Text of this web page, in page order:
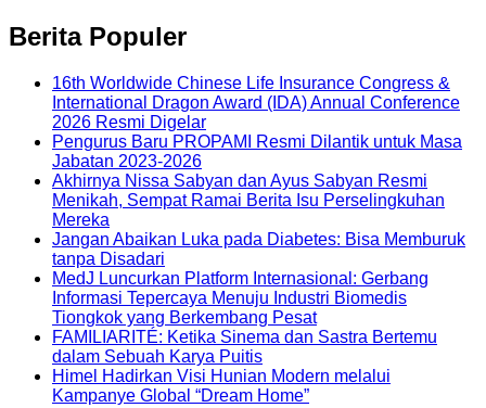
Berita Populer
16th Worldwide Chinese Life Insurance Congress &
International Dragon Award (IDA) Annual Conference
2026 Resmi Digelar
Pengurus Baru PROPAMI Resmi Dilantik untuk Masa
Jabatan 2023-2026
Akhirnya Nissa Sabyan dan Ayus Sabyan Resmi
Menikah, Sempat Ramai Berita Isu Perselingkuhan
Mereka
Jangan Abaikan Luka pada Diabetes: Bisa Memburuk
tanpa Disadari
MedJ Luncurkan Platform Internasional: Gerbang
Informasi Tepercaya Menuju Industri Biomedis
Tiongkok yang Berkembang Pesat
FAMILIARITÉ: Ketika Sinema dan Sastra Bertemu
dalam Sebuah Karya Puitis
Himel Hadirkan Visi Hunian Modern melalui
Kampanye Global “Dream Home”